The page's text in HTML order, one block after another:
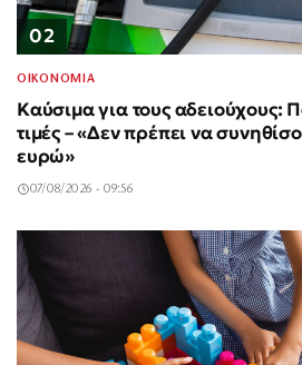
02
ΟΙΚΟΝΟΜΙΑ
Καύσιμα για τους αδειούχους:
τιμές – «Δεν πρέπει να
ευρώ»
07/08/2026 - 09:56